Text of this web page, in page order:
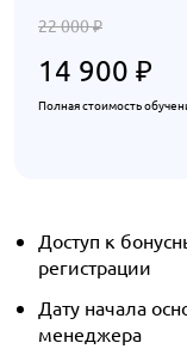
22 000₽
14 900 ₽
Полная стоимость
Доступ к
регистрации
Дату начала
менеджера